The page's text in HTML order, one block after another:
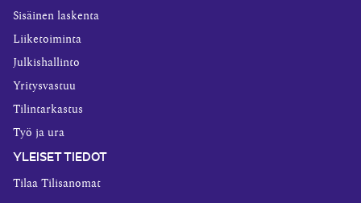
Sisäinen laskenta
Liiketoiminta
Julkishallinto
Yritysvastuu
Tilintarkastus
Työ ja ura
YLEISET TIEDOT
Tilaa Tilisanomat